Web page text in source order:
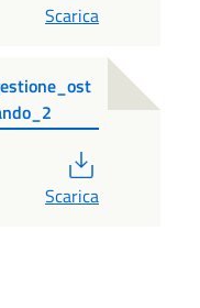
Scarica
Scarica